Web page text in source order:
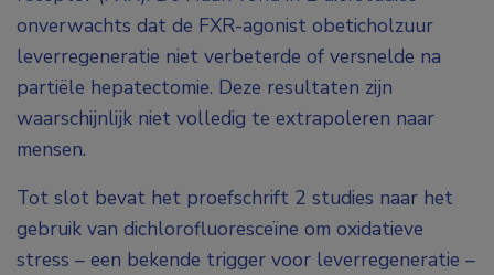
onverwachts dat de FXR-agonist obeticholzuur
leverregeneratie niet verbeterde of versnelde na
partiële hepatectomie. Deze resultaten zijn
waarschijnlijk niet volledig te extrapoleren naar
mensen.
Tot slot bevat het proefschrift 2 studies naar het
gebruik van dichlorofluoresceïne om oxidatieve
stress – een bekende trigger voor leverregeneratie –